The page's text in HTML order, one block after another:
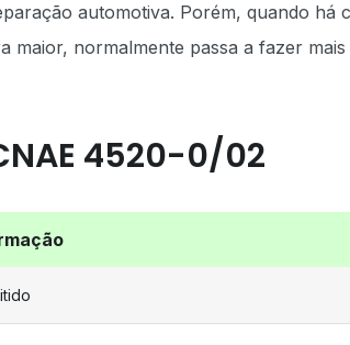
automotiva. Porém, quando há
normalmente passa a fazer
4520-0/02